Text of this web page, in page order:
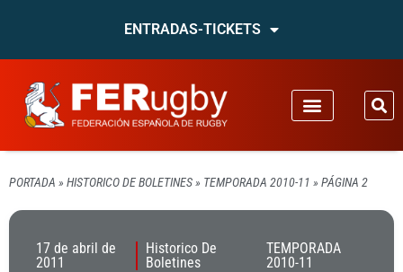
ENTRADAS-TICKETS
PORTADA » HISTORICO DE BOLETINES» TEMPORADA 2010-11 » PÁGINA 2
17 de abril de
2011
Historico De
Boletines
TEMPORADA
2010-11